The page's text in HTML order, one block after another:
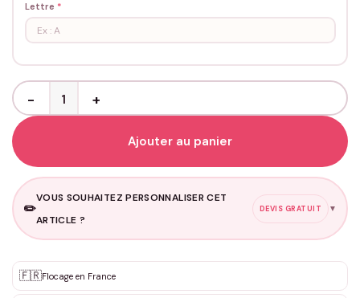
Lettre *
quantité de Bracelets Couple - Boussole Personnalisable
Ajouter au panier
✏️
VOUS SOUHAITEZ PERSONNALISER CET
ARTICLE ?
DEVIS GRATUIT ▼
✨ Personnalisation sur mesure
DEVIS GRATUIT · Personnalisation de 3 à 10€ selon la demande
🇫🇷Flocage en France